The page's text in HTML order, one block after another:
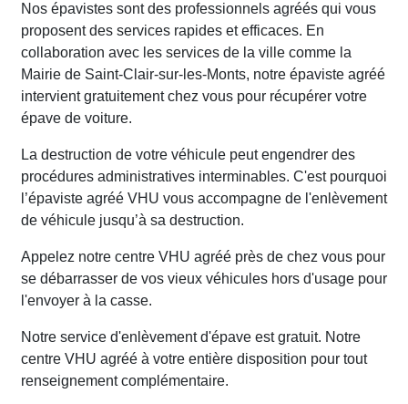
Nos épavistes sont des professionnels agréés qui vous
proposent des services rapides et efficaces. En
collaboration avec les services de la ville comme la
Mairie de Saint-Clair-sur-les-Monts, notre épaviste agréé
intervient gratuitement chez vous pour récupérer votre
épave de voiture.
La destruction de votre véhicule peut engendrer des
procédures administratives interminables. C'est pourquoi
l’épaviste agréé VHU vous accompagne de l'enlèvement
de véhicule jusqu’à sa destruction.
Appelez notre centre VHU agréé près de chez vous pour
se débarrasser de vos vieux véhicules hors d'usage pour
l'envoyer à la casse.
Notre service d'enlèvement d'épave est gratuit. Notre
centre VHU agréé à votre entière disposition pour tout
renseignement complémentaire.